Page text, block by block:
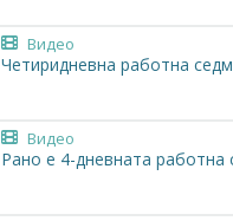
Видео
Четиридневна работна
Видео
Рано е 4-дневната работна